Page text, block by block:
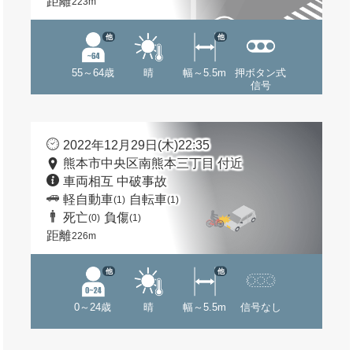
55～64歳
他
晴 幅～5.5m
他
押ボタン式
信号
2022年12月29日(木)22:35
熊本市中央区南熊本三丁目 付近
車両相互 中破事故
軽自動車(1) 自転車(1)
死亡(0) 負傷(1)
距離226m
0～24歳
他
晴 幅～5.5m
他
信号なし